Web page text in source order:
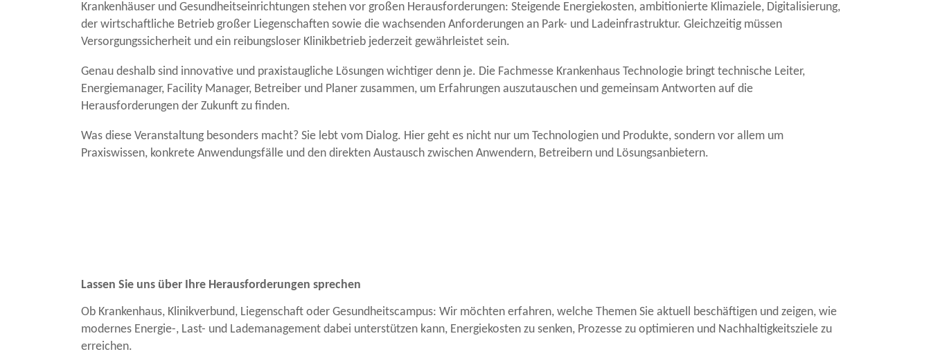
Krankenhäuser und Gesundheitseinrichtungen stehen vor großen Herausforderungen: Steigende Energiekosten, ambitionierte Klimaziele, Digitalisierung,
der wirtschaftliche Betrieb großer Liegenschaften sowie die wachsenden Anforderungen an Park- und Ladeinfrastruktur. Gleichzeitig müssen
Versorgungssicherheit und ein reibungsloser Klinikbetrieb jederzeit gewährleistet sein.
Genau deshalb sind innovative und praxistaugliche Lösungen wichtiger denn je. Die Fachmesse Krankenhaus Technologie bringt technische Leiter,
Energiemanager, Facility Manager, Betreiber und Planer zusammen, um Erfahrungen auszutauschen und gemeinsam Antworten auf die
Herausforderungen der Zukunft zu finden.
Was diese Veranstaltung besonders macht? Sie lebt vom Dialog. Hier geht es nicht nur um Technologien und Produkte, sondern vor allem um
Praxiswissen, konkrete Anwendungsfälle und den direkten Austausch zwischen Anwendern, Betreibern und Lösungsanbietern.
Lassen Sie uns über Ihre Herausforderungen sprechen
Ob Krankenhaus, Klinikverbund, Liegenschaft oder Gesundheitscampus: Wir möchten erfahren, welche Themen Sie aktuell beschäftigen und zeigen, wie
modernes Energie-, Last- und Lademanagement dabei unterstützen kann, Energiekosten zu senken, Prozesse zu optimieren und Nachhaltigkeitsziele zu
erreichen.